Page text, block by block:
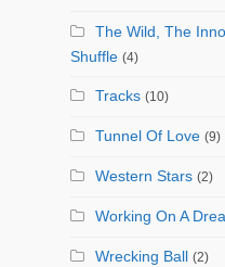
The Wild, The
Shuffle (4)
Tracks (10)
Tunnel Of Love (9)
Western Stars (2)
Working On A
Wrecking Ball (2)